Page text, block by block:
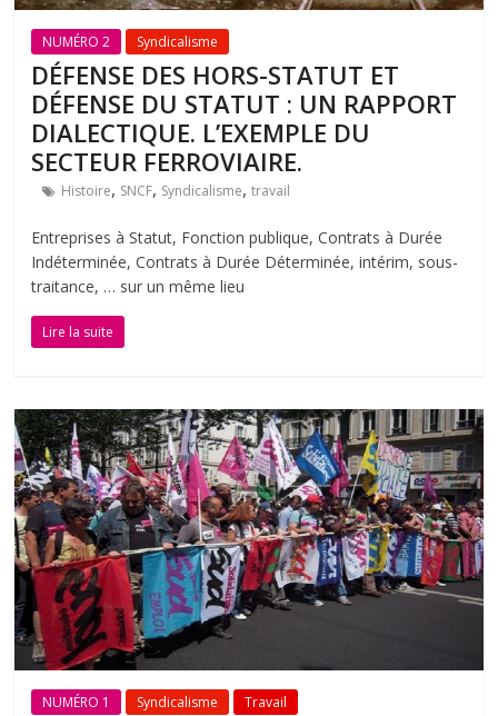
NUMÉRO 2 Syndicalisme
DÉFENSE DES HORS-STATUT ET
DÉFENSE DU STATUT : UN RAPPORT
DIALECTIQUE. L’EXEMPLE DU
SECTEUR FERROVIAIRE.
Histoire, SNCF, Syndicalisme,travail
Entreprises à Statut, Fonction publique, Contrats à Durée
Indéterminée, Contrats à Durée Déterminée, intérim, sous-
traitance, … sur un même lieu
Lire la suite
NUMÉRO 1 Syndicalisme Travail